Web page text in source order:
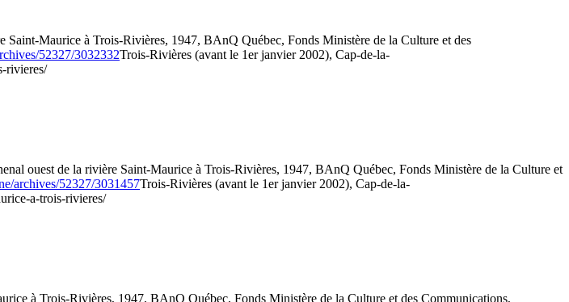
Saint-Maurice à Trois-Rivières, 1947, BAnQ Québec, Fonds Ministère de la Culture et des
52327/3032332Trois-Rivières (avant le 1er janvier 2002), Cap-de-la-
rivieres/
ouest de la rivière Saint-Maurice à Trois-Rivières, 1947, BAnQ Québec, Fonds Ministère de la Culture et
archives/52327/3031457Trois-Rivières (avant le 1er janvier 2002), Cap-de-la-
a-trois-rivieres/
à Trois-Rivières, 1947, BAnQ Québec, Fonds Ministère de la Culture et des Communications,